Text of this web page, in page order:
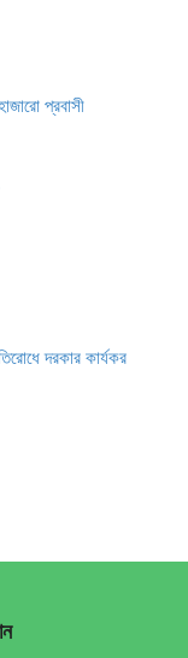
প্রবাসী
দরকার কার্যকর